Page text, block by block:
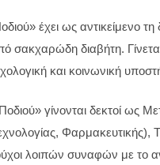
έχει ως αντικείμενο τη
διαβήτη.
και κοινωνική
γίνονται δεκτοί
λοιπών συναφών με το